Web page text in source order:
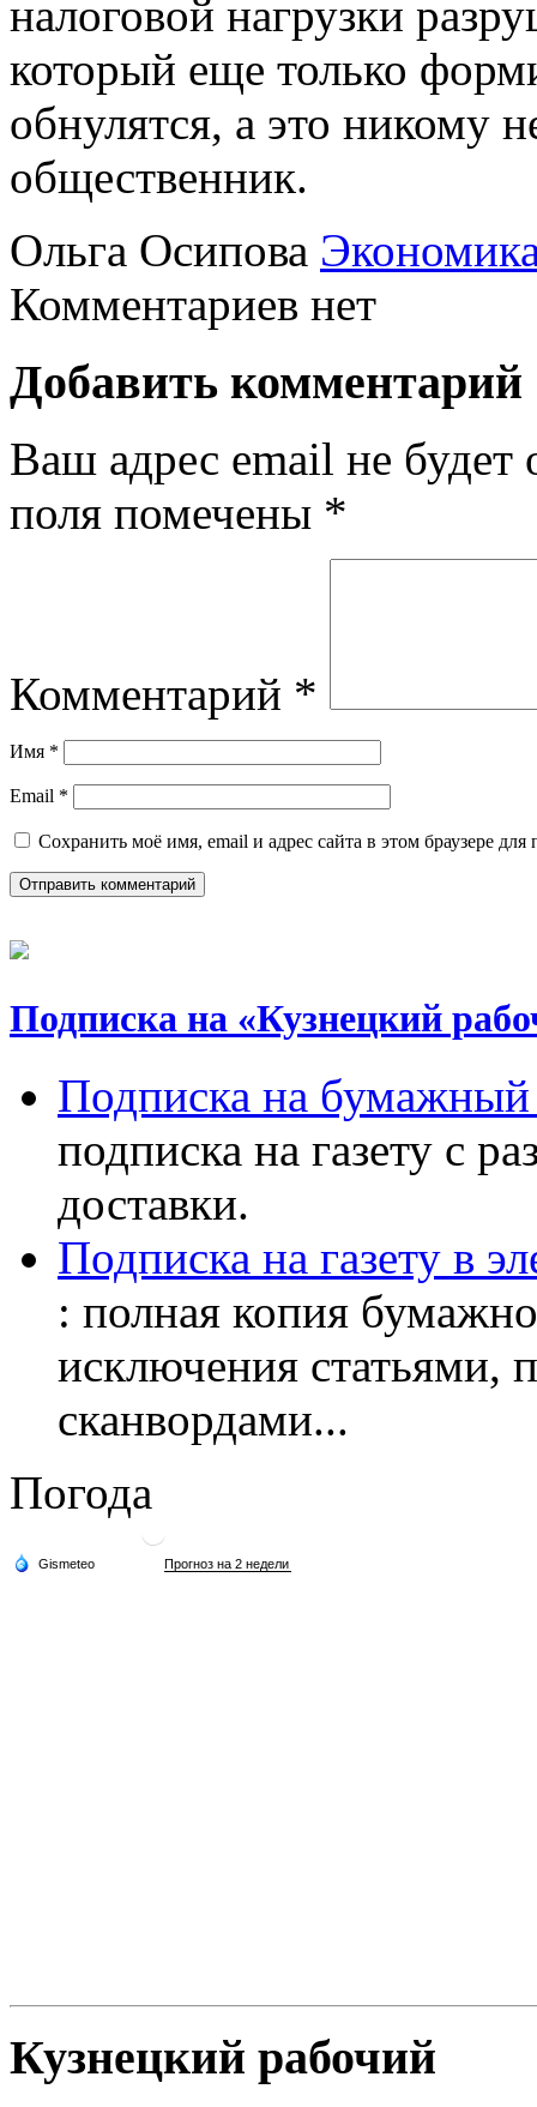
налоговой нагрузки
который еще только
обнулятся, а это никому
общественник.
Ольга Осипова
Комментариев нет
Добавить комментарий
Ваш адрес email не будет
поля помечены *
Комментарий *
Имя *
Email *
Сохранить моё имя, email и адрес сайта в этом браузере
Подписка на «Кузнецкий
Подписка на бумажный
подписка на газету с
доставки.
Подписка на газету в
: полная копия
исключения статьями,
сканвордами...
Погода
Кузнецкий рабочий